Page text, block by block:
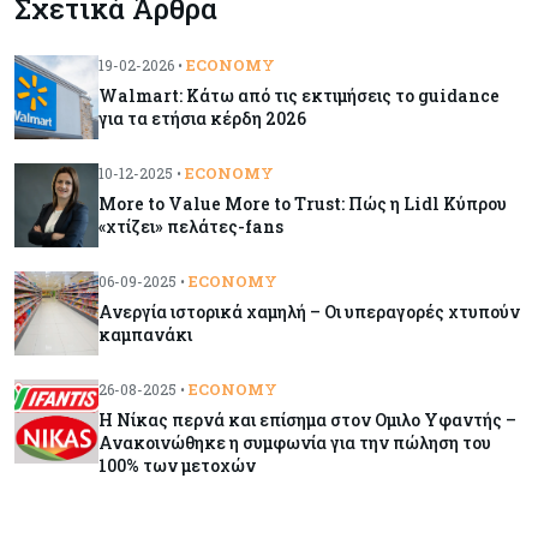
ζημιές δεν είναι ασφαλισμένες
Κόσμος 08-08-2026
Γιατί οι κεντρικές τράπεζες αφήνουν τις αγορές
Κόσμος
Κρίσιμες πρώτες ύλες: Ο ευρωπαϊκός χάρτης
και οι προκλήσεις
Σχετικά Άρθρα
19-02-2026 • ECONOMY
Walmart: Κάτω από τις εκτιμήσεις το guidance
για τα ετήσια κέρδη 2026
10-12-2025 • ECONOMY
More to Value More to Trust: Πώς η Lidl Κύπρου
«χτίζει» πελάτες-fans
06-09-2025 • ECONOMY
Ανεργία ιστορικά χαμηλή – Oι υπεραγορές χτυπούν
καμπανάκι
26-08-2025 • ECONOMY
H Nίκας περνά και επίσημα στον Ομιλο Υφαντής –
Ανακοινώθηκε η συμφωνία για την πώληση του
100% των μετοχών